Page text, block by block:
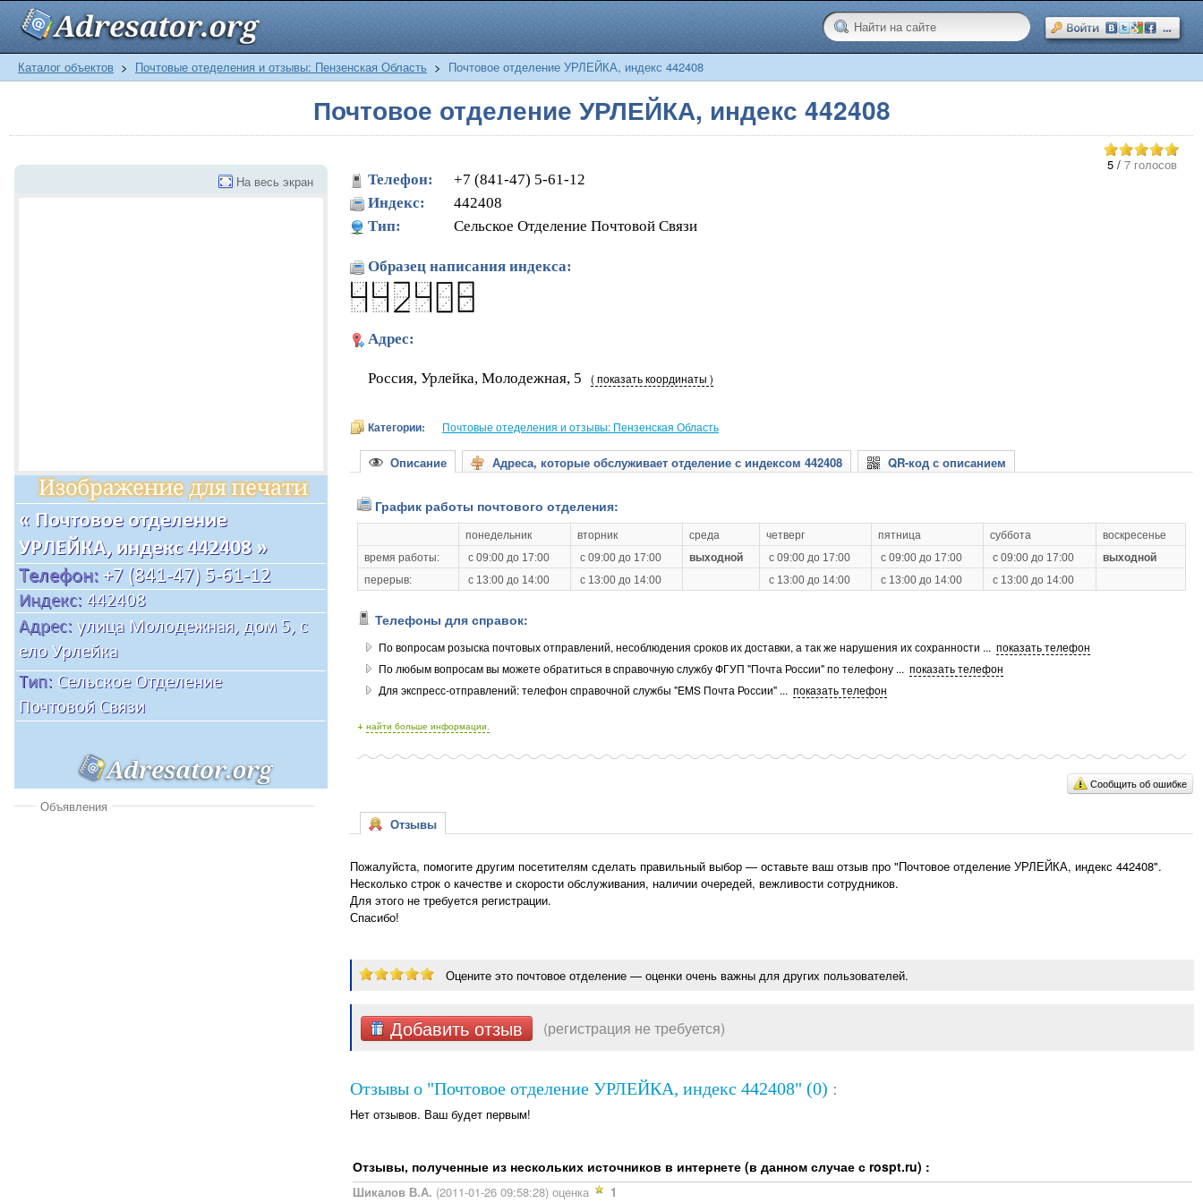
Каталог объектов > Почтовые отеделения и отзывы: Пензенская Область > Почтовое отделение УРЛЕЙКА, индекс 442408
Почтовое отделение УРЛЕЙКА, индекс 442408
5/ 7 голосов
На весь экран
Объявления
Телефон:
+7 (841-47) 5-61-12
Индекс:
442408
Тип:
Сельское Отделение Почтовой Связи
Образец написания индекса:
Адрес:
Россия, Урлейка, Молодежная, 5 ( показать координаты )
Категории: Почтовые отеделения и отзывы: Пензенская Область
Описание Адреса, которые обслуживает отделение с индексом 442408 QR-код с описанием
График работы почтового отделения:
понедельник вторник среда четверг пятница суббота
воскресенье
время работы:
с 09:00 до 17:00 с 09:00 до 17:00 выходной с 09:00 до 17:00 с 09:00 до 17:00 с 09:00 до 17:00
выходной
перерыв:
с 13:00 до 14:00 с 13:00 до 14:00 с 13:00 до 14:00 с 13:00 до 14:00 с 13:00 до 14:00
Телефоны для справок:
По вопросам розыска почтовых отправлений, несоблюдения сроков их доставки, а так же нарушения их сохранности ... показать телефон
По любым вопросам вы можете обратиться в cправочную службу ФГУП "Почта России" по телефону ... показать телефон
Для экспресс-отправлений: телефон cправочной службы "EMS Почта России" ... показать телефон
+ найти больше информации.
Сообщить об ошибке
Отзывы
Пожалуйста, помогите другим посетителям сделать правильный выбор — оставьте ваш отзыв про "Почтовое отделение УРЛЕЙКА, индекс 442408".
Несколько строк о качестве и скорости обслуживания, наличии очередей, вежливости сотрудников.
Для этого не требуется регистрации.
Спасибо!
Оцените это почтовое отделение — оценки очень важны для других пользователей.
Добавить отзыв (регистрация не требуется)
Отзывы о "Почтовое отделение УРЛЕЙКА, индекс 442408" (0) :
Нет отзывов. Ваш будет первым!
Отзывы, полученные из нескольких источников в интернете (в данном случае с rospt.ru) :
Шикалов В.А. (2011-01-26 09:58:28) оценка 1